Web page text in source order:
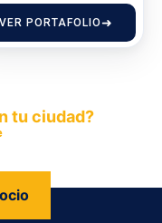
VER PORTAFOLIO
tu ciudad?